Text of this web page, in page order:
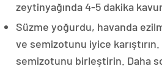
zeytinyağında 4-5 dakika
Süzme yoğurdu, havanda
ve semizotunu iyice
semizotunu birleştirin. Daha